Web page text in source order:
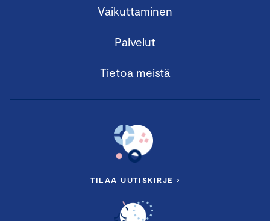
Vaikuttaminen
Palvelut
Tietoa meistä
TILAA UUTISKIRJE ›